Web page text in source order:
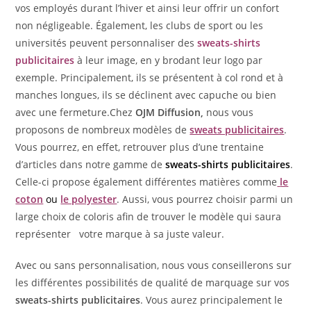
vos employés durant l’hiver et ainsi leur offrir un confort
non négligeable. Également, les clubs de sport ou les
universités peuvent personnaliser des sweats-shirts
publicitaires à leur image, en y brodant leur logo par
exemple. Principalement, ils se présentent à col rond et à
manches longues, ils se déclinent avec capuche ou bien
avec une fermeture.ChezOJM Diffusion, nous vous
proposons de nombreux modèles desweats publicitaires.
Vous pourrez, en effet, retrouver plus d’une trentaine
d’articles dans notre gamme desweats-shirts publicitaires.
Celle-ci propose également différentes matières comme le
coton ou le polyester. Aussi, vous pourrez choisir parmi un
large choix de coloris afin de trouver le modèle qui saura
représenter votre marque à sa juste valeur.
Avec ou sans personnalisation, nous vous conseillerons sur
les différentes possibilités de qualité de marquage sur vos
sweats-shirts publicitaires. Vous aurez principalement le